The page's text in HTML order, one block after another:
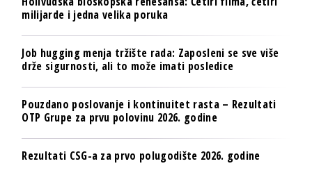
milijarde i jedna velika poruka
Job hugging menja tržište rada: Zaposleni se sve više
drže sigurnosti, ali to može imati posledice
Pouzdano poslovanje i kontinuitet rasta – Rezultati
OTP Grupe za prvu polovinu 2026. godine
Rezultati CSG-a za prvo polugodište 2026. godine